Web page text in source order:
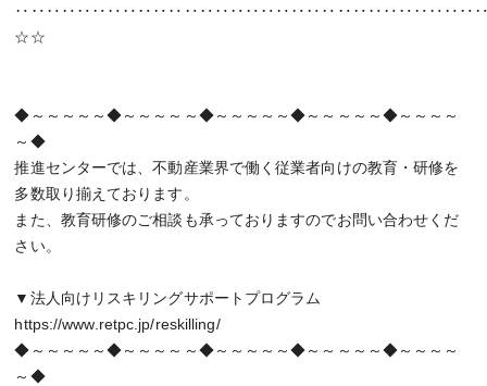
☆☆
◆～～～～～◆～～～～～◆～～～～～◆～～～～～◆～～～～
～◆
推進センターでは、不動産業界で働く従業者向けの教育・研修を
多数取り揃えております。
また、教育研修のご相談も承っておりますのでお問い合わせくだ
さい。
▼法人向けリスキリングサポートプログラム
https://www.retpc.jp/reskilling/
◆～～～～～◆～～～～～◆～～～～～◆～～～～～◆～～～～
～◆